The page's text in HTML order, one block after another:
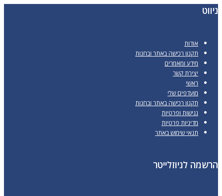
סוגים.
ניווט
אודות
תקנון רכישה באתר ובחנות
מידע ומאמרים
יצירת קשר
ראשי
מועדפים שלי
תקנון רכישה באתר ובחנות
נגישות ופרטיות
מדיניות פרטיות
תנאי שימוש באתר
הרשמה לניוזלייטר